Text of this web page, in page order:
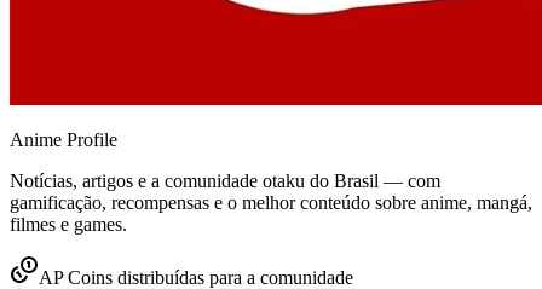
Anime Profile
Notícias, artigos e a comunidade otaku do Brasil — com
gamificação, recompensas e o melhor conteúdo sobre anime, mangá,
filmes e games.
AP Coins distribuídas para a comunidade